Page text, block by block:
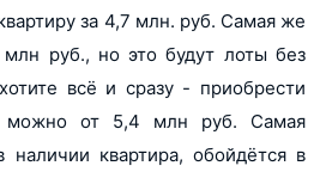
за 4,7 млн. руб. Самая же
руб., но это будут лоты без
всё и сразу - приобрести
можно от 5,4 млн руб. Самая
квартира, обойдётся в